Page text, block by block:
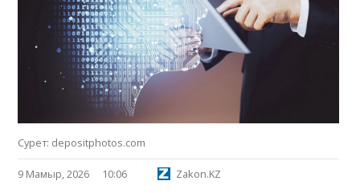
Сурет: depositphotos.com
9 Мамыр, 2026 10:06 Zakon.KZ